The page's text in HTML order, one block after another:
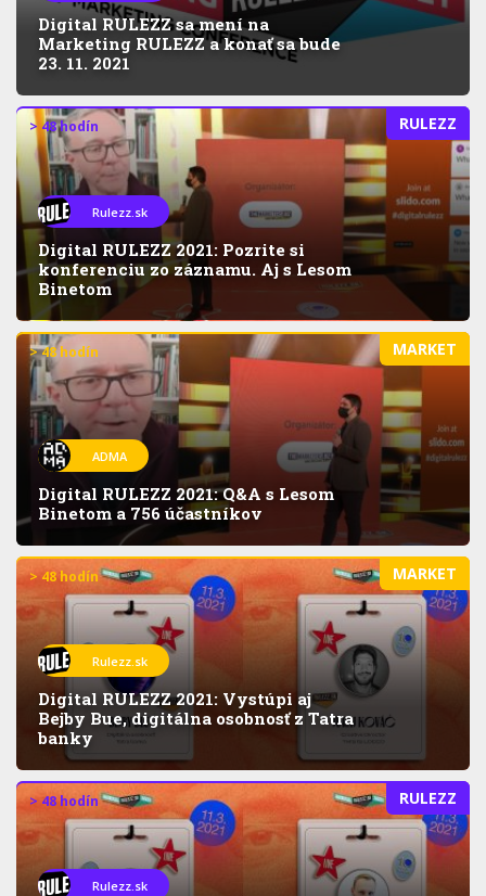
Digital RULEZZ sa mení na
Marketing RULEZZ a konať sa bude
23. 11. 2021
RULEZZ
> 48 hodín
Rulezz.sk
Digital RULEZZ 2021: Pozrite si
konferenciu zo záznamu. Aj s Lesom
Binetom
MARKET
> 48 hodín
ADMA
Digital RULEZZ 2021: Q&A s Lesom
Binetom a 756 účastníkov
MARKET
> 48 hodín
Rulezz.sk
Digital RULEZZ 2021: Vystúpi aj
Bejby Bue, digitálna osobnosť z Tatra
banky
RULEZZ
> 48 hodín
Rulezz.sk